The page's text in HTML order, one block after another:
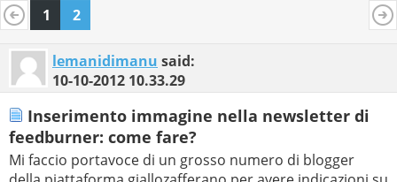
1
2
lemanidimanu said:
10-10-2012 10.33.29
Inserimento immagine nella newsletter di
feedburner: come fare?
Mi faccio portavoce di un grosso numero di blogger